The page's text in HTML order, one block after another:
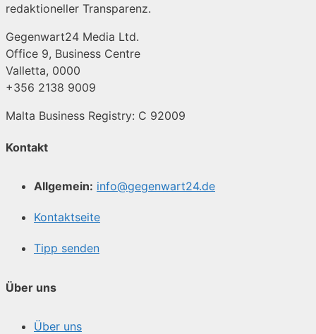
redaktioneller Transparenz.
Gegenwart24 Media Ltd.
Office 9, Business Centre
Valletta, 0000
+356 2138 9009
Malta Business Registry: C 92009
Kontakt
Allgemein: info@gegenwart24.de
Kontaktseite
Tipp senden
Über uns
Über uns